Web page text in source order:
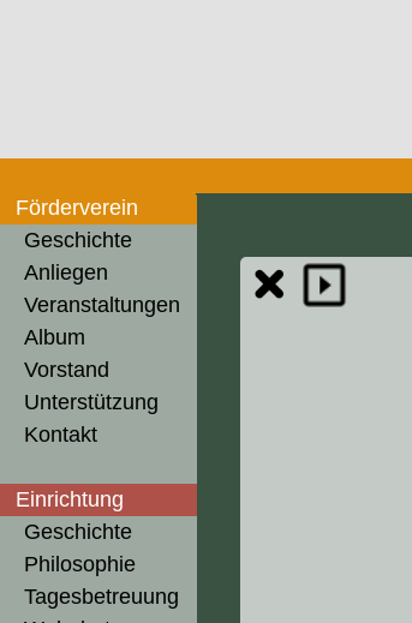
Förderverein
Geschichte
Anliegen
Veranstaltungen
Album
Vorstand
Unterstützung
Kontakt
Einrichtung
Geschichte
Philosophie
Tagesbetreuung